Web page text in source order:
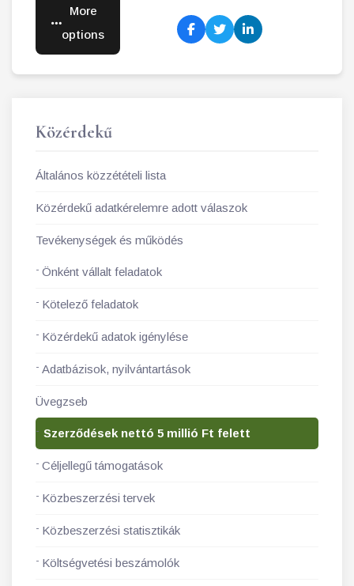
More
options
Közérdekű
Általános közzétételi lista
Közérdekű adatkérelemre adott válaszok
Tevékenységek és működés
Önként vállalt feladatok
Kötelező feladatok
Közérdekű adatok igénylése
Adatbázisok, nyilvántartások
Üvegzseb
Szerződések nettó 5 millió Ft felett
Céljellegű támogatások
Közbeszerzési tervek
Közbeszerzési statisztikák
Költségvetési beszámolók